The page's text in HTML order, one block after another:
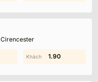
Cirencester
0.50
1.90